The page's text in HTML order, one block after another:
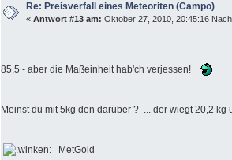
Re: Preisverfall eines Meteoriten (Campo)
«Antwort #13 am: Oktober 27, 2010, 20:45:16
85,5 - aber die Maßeinheit hab'ch verjessen!
Meinst du mit 5kg den darüber ? ... der wiegt 20,2 kg
MetGold